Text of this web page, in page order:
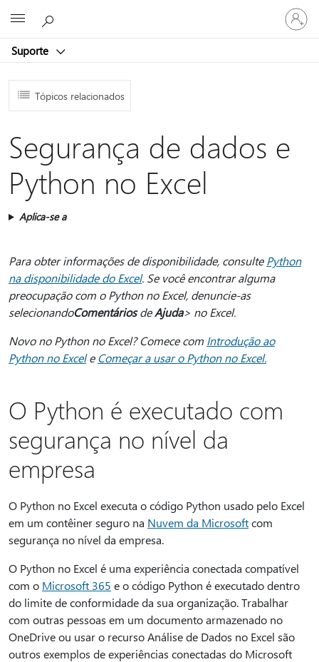
Suporte
Entre
em
sua
Tópicos relacionados
Segurança de dados e
Python no Excel
Aplica-se a
Para obter informações de disponibilidade, consultePython
na disponibilidade do Excel. Se você encontrar alguma
preocupação com o Python no Excel, denuncie-as
selecionandoComentáriosdeAjuda> no Excel.
Novo no Python no Excel? Comece com Introdução ao
Python no ExceleComeçar a usar o Python no Excel.
O Python é executado com
segurança no nível da
empresa
O Python no Excel executa o código Python usado pelo Excel
em um contêiner seguro na Nuvem da Microsoftcom
segurança no nível da empresa.
O Python no Excel é uma experiência conectada compatível
com o Microsoft 365 e o código Python é executado dentro
do limite de conformidade da sua organização. Trabalhar
com outras pessoas em um documento armazenado no
OneDrive ou usar o recurso Análise de Dados no Excel são
outros exemplos de experiências conectadas do Microsoft